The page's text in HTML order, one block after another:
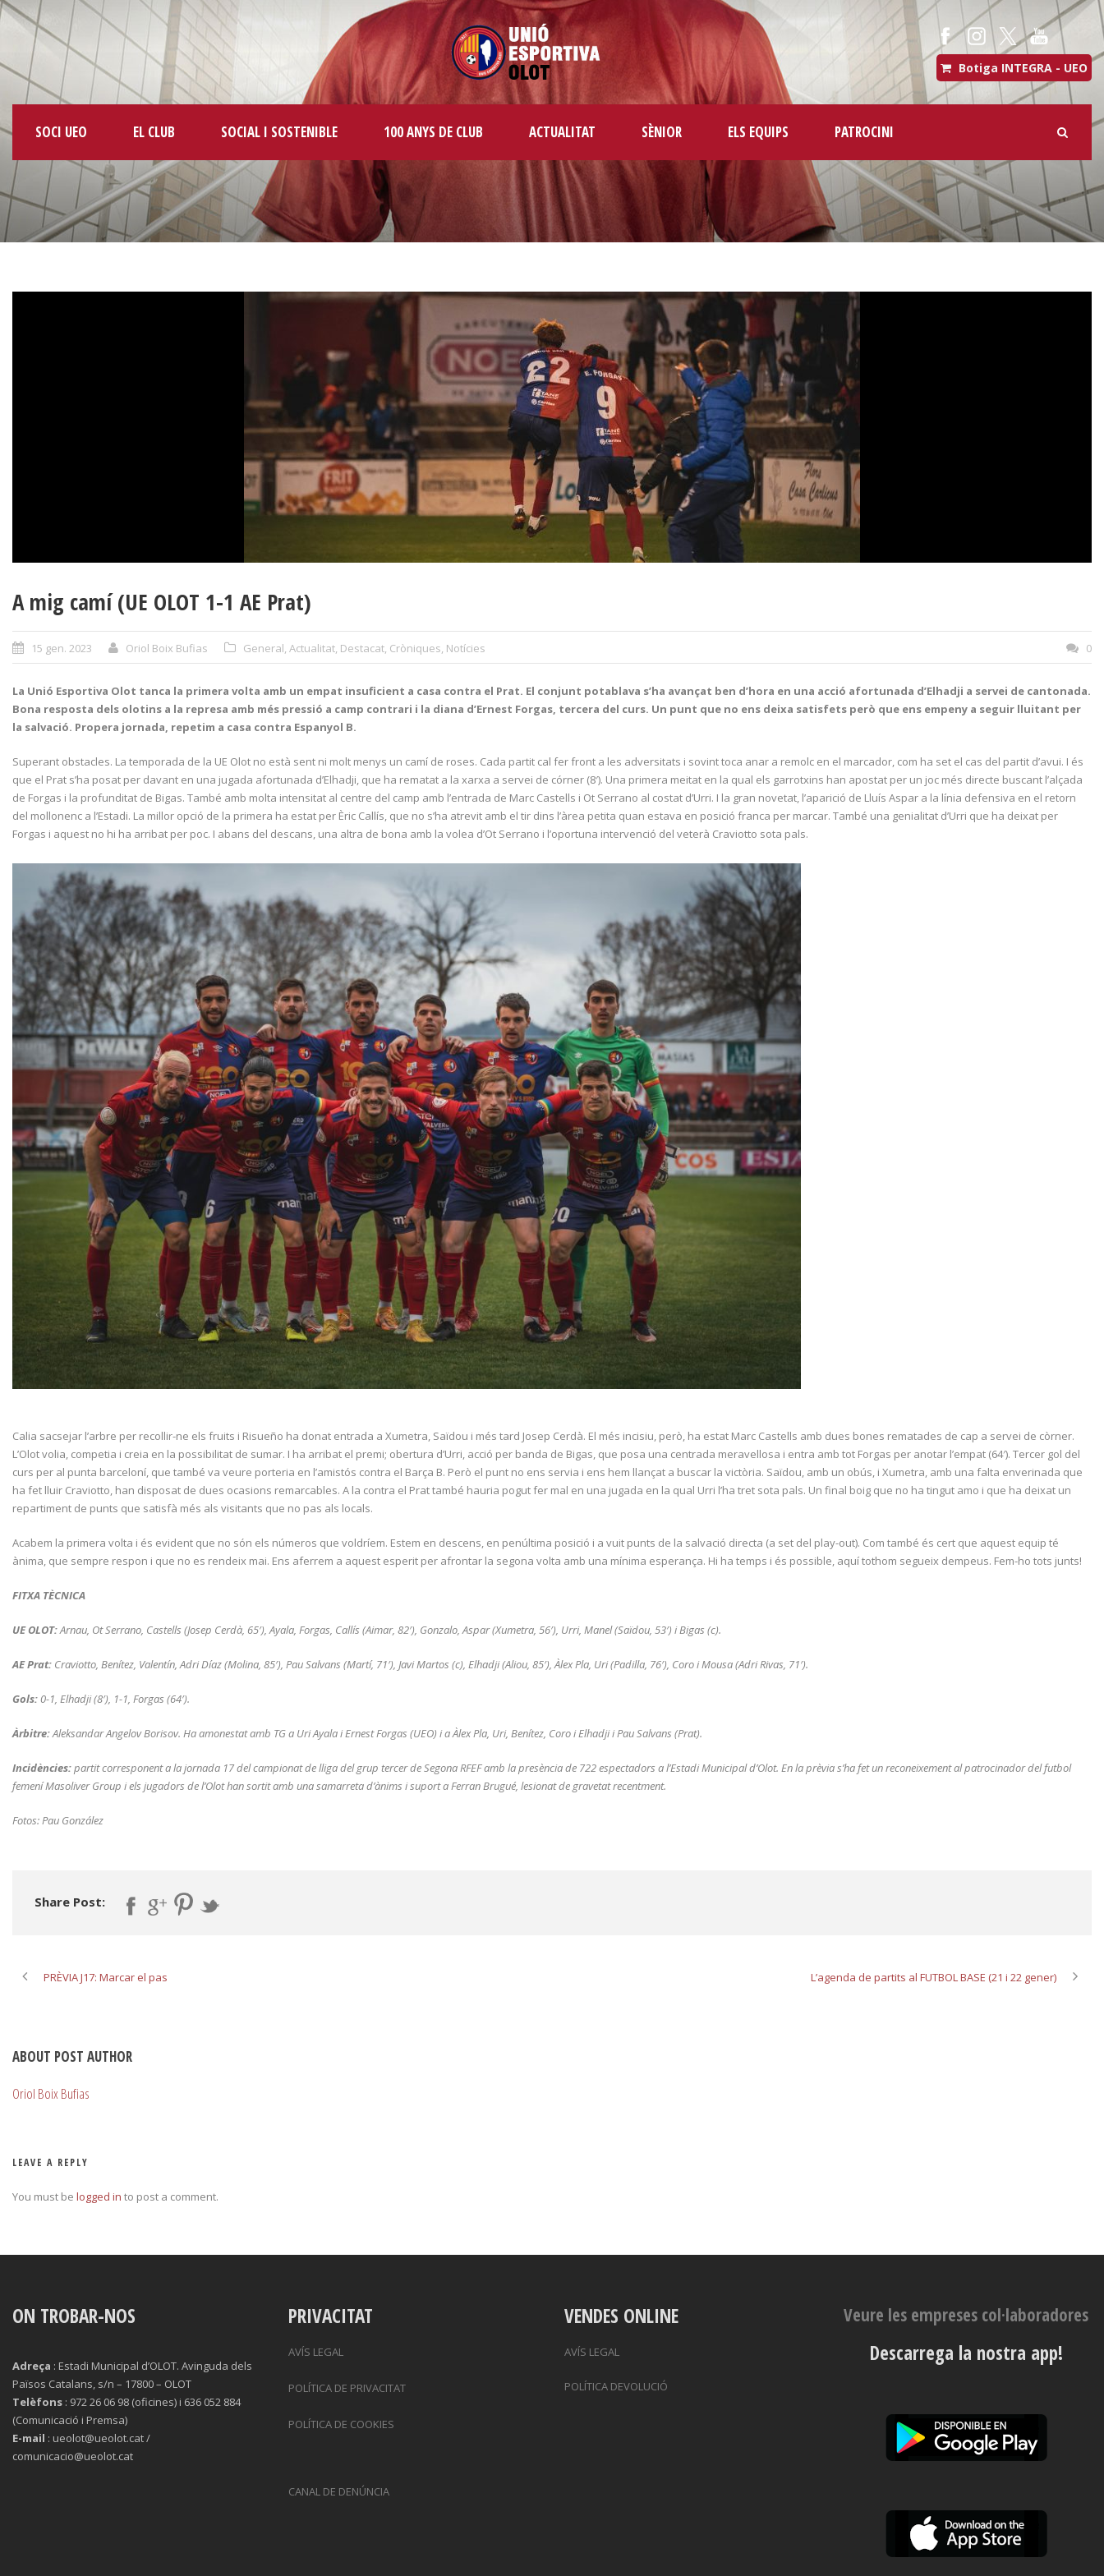
Botiga INTEGRA - UEO
SOCI UEO EL CLUB SOCIAL I SOSTENIBLE 100 ANYS DE CLUB ACTUALITAT SÈNIOR ELS EQUIPS PATROCINI
A mig camí (UE OLOT 1-1 AE Prat)
15 gen. 2023 Oriol Boix Bufias General Actualitat Destacat Cròniques Notícies 0
La Unió Esportiva Olot tanca la primera volta amb un empat insuficient a casa contra el Prat. El conjunt potablava s’ha avançat ben d’hora en una acció afortunada d’Elhadji a servei de cantonada.
Bona resposta dels olotins a la represa amb més pressió a camp contrari i la diana d’Ernest Forgas, tercera del curs. Un punt que no ens deixa satisfets però que ens empeny a seguir lluitant per
la salvació. Propera jornada, repetim a casa contra Espanyol B.
Superant obstacles. La temporada de la UE Olot no està sent ni molt menys un camí de roses. Cada partit cal fer front a les adversitats i sovint toca anar a remolc en el marcador, com ha set el cas del partit d’avui. I és
que el Prat s’ha posat per davant en una jugada afortunada d’Elhadji, que ha rematat a la xarxa a servei de córner (8′). Una primera meitat en la qual els garrotxins han apostat per un joc més directe buscant l’alçada
de Forgas i la profunditat de Bigas. També amb molta intensitat al centre del camp amb l’entrada de Marc Castells i Ot Serrano al costat d’Urri. I la gran novetat, l’aparició de Lluís Aspar a la línia defensiva en el retorn
del mollonenc a l’Estadi. La millor opció de la primera ha estat per Èric Callís, que no s’ha atrevit amb el tir dins l’àrea petita quan estava en posició franca per marcar. També una genialitat d’Urri que ha deixat per
Forgas i aquest no hi ha arribat per poc. I abans del descans, una altra de bona amb la volea d’Ot Serrano i l’oportuna intervenció del veterà Craviotto sota pals.
Calia sacsejar l’arbre per recollir-ne els fruits i Risueño ha donat entrada a Xumetra, Saïdou i més tard Josep Cerdà. El més incisiu, però, ha estat Marc Castells amb dues bones rematades de cap a servei de còrner.
L’Olot volia, competia i creia en la possibilitat de sumar. I ha arribat el premi; obertura d’Urri, acció per banda de Bigas, que posa una centrada meravellosa i entra amb tot Forgas per anotar l’empat (64′). Tercer gol del
curs per al punta barceloní, que també va veure porteria en l’amistós contra el Barça B. Però el punt no ens servia i ens hem llançat a buscar la victòria. Saïdou, amb un obús, i Xumetra, amb una falta enverinada que
ha fet lluir Craviotto, han disposat de dues ocasions remarcables. A la contra el Prat també hauria pogut fer mal en una jugada en la qual Urri l’ha tret sota pals. Un final boig que no ha tingut amo i que ha deixat un
repartiment de punts que satisfà més als visitants que no pas als locals.
Acabem la primera volta i és evident que no són els números que voldríem. Estem en descens, en penúltima posició i a vuit punts de la salvació directa (a set del play-out). Com també és cert que aquest equip té
ànima, que sempre respon i que no es rendeix mai. Ens aferrem a aquest esperit per afrontar la segona volta amb una mínima esperança. Hi ha temps i és possible, aquí tothom segueix dempeus. Fem-ho tots junts!
FITXA TÈCNICA
UE OLOT:Arnau, Ot Serrano, Castells (Josep Cerdà, 65′), Ayala, Forgas, Callís (Aimar, 82′), Gonzalo, Aspar (Xumetra, 56′), Urri, Manel (Saïdou, 53′) i Bigas (c).
AE Prat: Craviotto, Benítez, Valentín, Adri Díaz (Molina, 85′), Pau Salvans (Martí, 71′), Javi Martos (c), Elhadji (Aliou, 85′), Àlex Pla, Uri (Padilla, 76′), Coro i Mousa (Adri Rivas, 71′).
Gols:0-1, Elhadji (8′), 1-1, Forgas (64′).
Àrbitre:Aleksandar Angelov Borisov. Ha amonestat amb TG a Uri Ayala i Ernest Forgas (UEO) i a Àlex Pla, Uri, Benítez, Coro i Elhadji i Pau Salvans (Prat).
Incidències:partit corresponent a la jornada 17 del campionat de lliga del grup tercer de Segona RFEF amb la presència de 722 espectadors a l’Estadi Municipal d’Olot. En la prèvia s’ha fet un reconeixement al patrocinador del futbol
femení Masoliver Group i els jugadors de l’Olot han sortit amb una samarreta d’ànims i suport a Ferran Brugué, lesionat de gravetat recentment.
Fotos: Pau González
Share Post:
PRÈVIA J17: Marcar el pas L’agenda de partits al FUTBOL BASE (21 i 22 gener)
ABOUT POST AUTHOR
Oriol Boix Bufias
LEAVE A REPLY
You must be logged in to post a comment.
ON TROBAR-NOS
Adreça : Estadi Municipal d’OLOT. Avinguda dels
Països Catalans, s/n – 17800 – OLOT
Telèfons : 972 26 06 98 (oficines) i 636 052 884
(Comunicació i Premsa)
E-mail : ueolot@ueolot.cat /
comunicacio@ueolot.cat
PRIVACITAT
AVÍS LEGAL
POLÍTICA DE PRIVACITAT
POLÍTICA DE COOKIES
CANAL DE DENÚNCIA
VENDES ONLINE
AVÍS LEGAL
POLÍTICA DEVOLUCIÓ
Veure les empreses col·laboradores
Descarrega la nostra app!